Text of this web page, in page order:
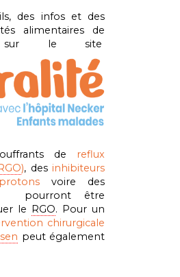
des infos et des
alimentaires de
sur le site
de reflux
), desinhibiteurs
voire
des
pourront être
le RGO. Pour un
chirurgicale
peut également